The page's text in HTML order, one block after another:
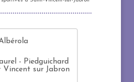
- Piedguichard
Vincent sur Jabron